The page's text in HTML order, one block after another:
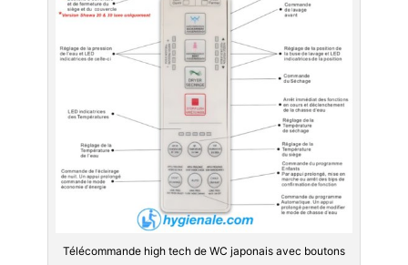
Télécommande high tech de WC japonais avec boutons